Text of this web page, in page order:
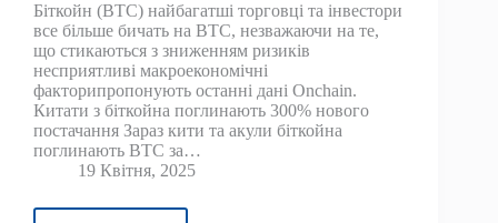
Біткойн (BTC) найбагатші торговці та інвестори
все більше бичать на BTC, незважаючи на те,
що стикаються з зниженням ризиків
несприятливі макроекономічні
факторипропонують останні дані Onchain.
Китати з біткойна поглинають 300% нового
постачання Зараз кити та акули біткойна
поглинають BTC за…
19 Квітня, 2025